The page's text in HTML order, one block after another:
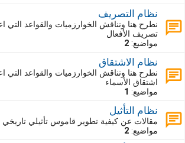
نظام التصريف
نطرح هنا ونناقش الخوارزميات والقواعد التي
تصريف الأفعال
مواضيع: 2
نظام الاشتقاق
نطرح هنا ونناقش الخوارزميات والقواعد التي
اشتقاق الأسماء
مواضيع: 1
نظام التأثيل
مقالات عن كيفية تطوير قاموس تأثيلي تاريخي
مواضيع: 2